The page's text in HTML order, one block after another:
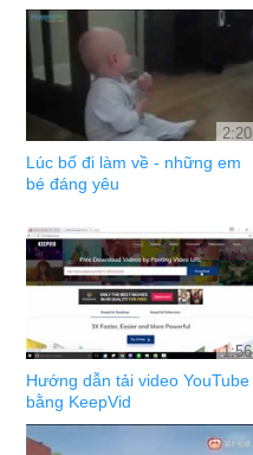
2:20
Lúc bố đi làm về - những em
bé đáng yêu
1:56
Hướng dẫn tải video YouTube
bằng KeepVid